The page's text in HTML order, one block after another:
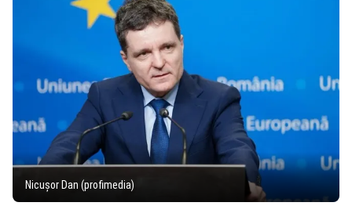
Nicușor Dan (profimedia)